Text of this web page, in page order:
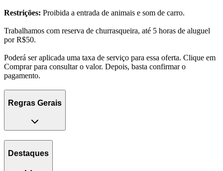
Restrições: Proibida a entrada de animais e som de carro.
Trabalhamos com reserva de churrasqueira, até 5 horas de aluguel
por R$50.
Poderá ser aplicada uma taxa de serviço para essa oferta. Clique em
Comprar para consultar o valor. Depois, basta confirmar o
pagamento.
Regras Gerais
Destaques